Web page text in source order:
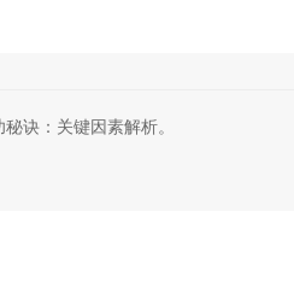
诀：关键因素解析。